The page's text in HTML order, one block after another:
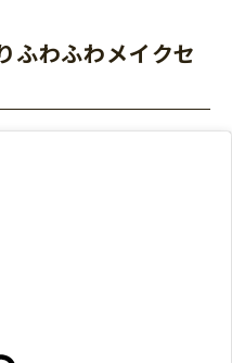
ふわふわメイクセ